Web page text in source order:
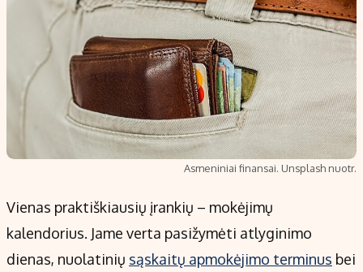
Asmeniniai finansai. Unsplash nuotr.
Vienas praktiškiausių įrankių – mokėjimų
kalendorius. Jame verta pasižymėti atlyginimo
dienas, nuolatinių sąskaitų apmokėjimo terminus bei